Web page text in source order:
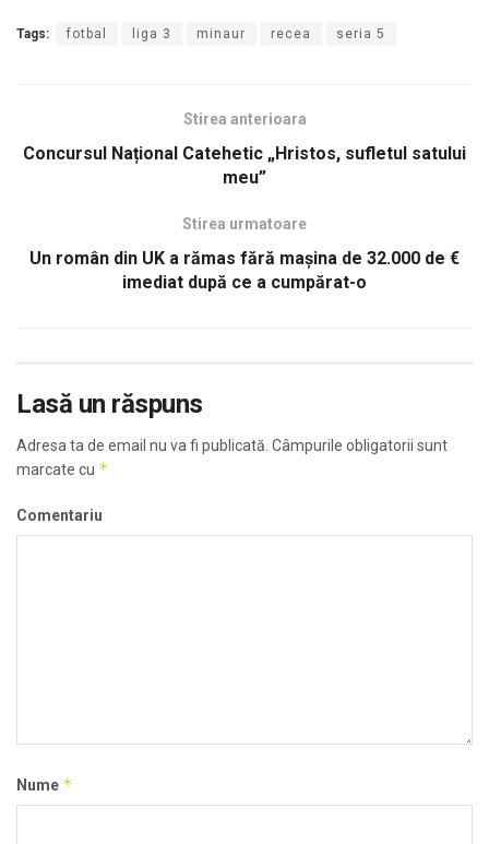
Tags: fotbal liga 3 minaur recea seria 5
Stirea anterioara
Concursul Național Catehetic „Hristos, sufletul satului
meu”
Stirea urmatoare
Un român din UK a rămas fără mașina de 32.000 de €
imediat după ce a cumpărat-o
Lasă un răspuns
Adresa ta de email nu va fi publicată. Câmpurile obligatorii sunt
marcate cu *
Comentariu
Nume *